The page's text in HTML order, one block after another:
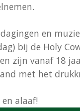
en
bij de Holy
zijn vanaf 18
met het
alaaf!